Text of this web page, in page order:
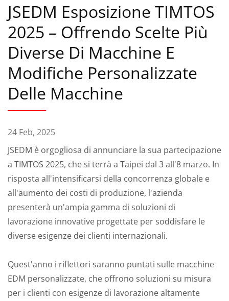
JSEDM Esposizione TIMTOS
2025 – Offrendo Scelte Più
Diverse Di Macchine E
Modifiche Personalizzate
Delle Macchine
24 Feb, 2025
JSEDM è orgogliosa di annunciare la sua partecipazione
a TIMTOS 2025, che si terrà a Taipei dal 3 all'8 marzo. In
risposta all'intensificarsi della concorrenza globale e
all'aumento dei costi di produzione, l'azienda
presenterà un'ampia gamma di soluzioni di
lavorazione innovative progettate per soddisfare le
diverse esigenze dei clienti internazionali.
Quest'anno i riflettori saranno puntati sulle macchine
EDM personalizzate, che offrono soluzioni su misura
per i clienti con esigenze di lavorazione altamente